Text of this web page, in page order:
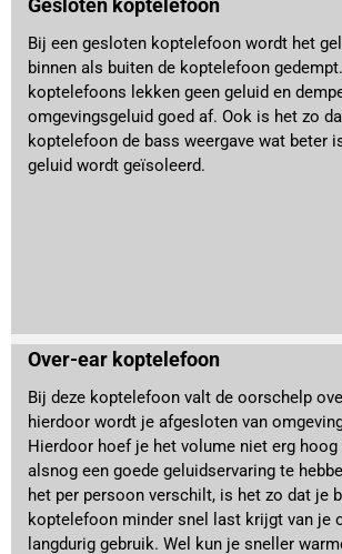
Bij een gesloten koptelefoon wordt het
binnen als buiten de koptelefoon
koptelefoons lekken geen geluid en
omgevingsgeluid goed af. Ook is het zo
koptelefoon de bass weergave wat beter
geluid wordt geïsoleerd.
Over-ear koptelefoon
Bij deze koptelefoon valt de oorschelp
hierdoor wordt je afgesloten van
Hierdoor hoef je het volume niet erg
alsnog een goede geluidservaring te
het per persoon verschilt, is het zo dat je
koptelefoon minder snel last krijgt van je
langdurig gebruik. Wel kun je sneller